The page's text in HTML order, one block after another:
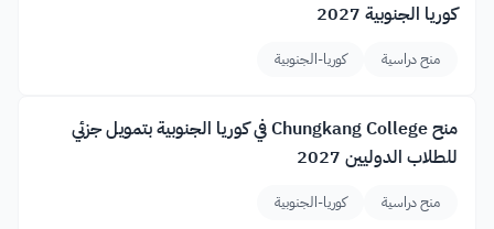
كوريا الجنوبية 2027
منح دراسية كوريا-الجنوبية
منح Chungkang College في كوريا الجنوبية بتمويل جزئي
للطلاب الدوليين 2027
منح دراسية كوريا-الجنوبية